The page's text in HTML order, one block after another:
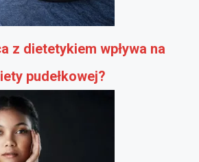
z dietetykiem wpływa na
pudełkowej?